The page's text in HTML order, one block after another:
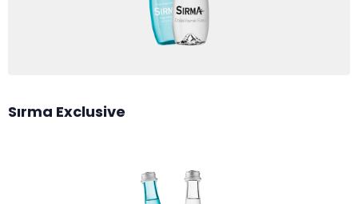
Sırma Exclusive